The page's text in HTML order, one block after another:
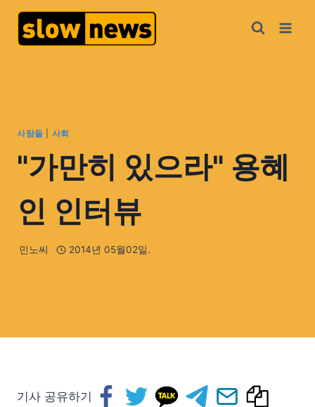
사람들 사회
"가만히 있으라" 용혜
인 인터뷰
민노씨 2014년 05월02일.
기사 공유하기